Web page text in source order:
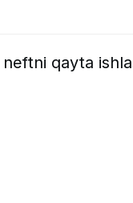
qayta